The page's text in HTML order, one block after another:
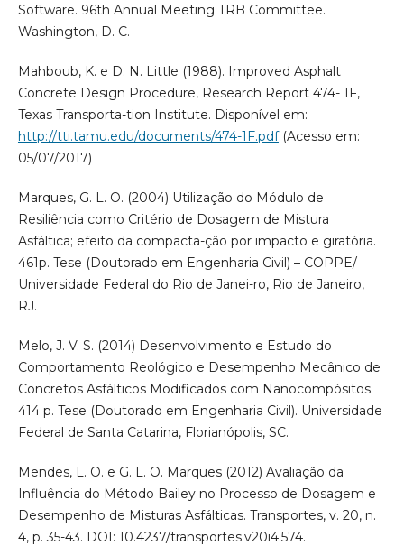
Software. 96th Annual Meeting TRB Committee.
Washington, D. C.
Mahboub, K. e D. N. Little (1988). Improved Asphalt
Concrete Design Procedure, Research Report 474- 1F,
Texas Transporta-tion Institute. Disponível em:
http://tti.tamu.edu/documents/474-1F.pdf(Acesso em:
05/07/2017)
Marques, G. L. O. (2004) Utilização do Módulo de
Resiliência como Critério de Dosagem de Mistura
Asfáltica; efeito da compacta-ção por impacto e giratória.
461p. Tese (Doutorado em Engenharia Civil) – COPPE/
Universidade Federal do Rio de Janei-ro, Rio de Janeiro,
RJ.
Melo, J. V. S. (2014) Desenvolvimento e Estudo do
Comportamento Reológico e Desempenho Mecânico de
Concretos Asfálticos Modificados com Nanocompósitos.
414 p. Tese (Doutorado em Engenharia Civil). Universidade
Federal de Santa Catarina, Florianópolis, SC.
Mendes, L. O. e G. L. O. Marques (2012) Avaliação da
Influência do Método Bailey no Processo de Dosagem e
Desempenho de Misturas Asfálticas. Transportes, v. 20, n.
4, p. 35-43. DOI: 10.4237/transportes.v20i4.574.